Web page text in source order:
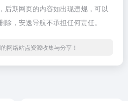
后期网页的内容如出现违规，可以
，安逸导航不承担任何责任。
网络站点资源收集与分享！